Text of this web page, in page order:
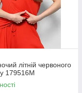
літній червоного
179516M